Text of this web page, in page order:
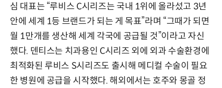
심 대표는 “루비스 C시리즈는 국내 1위에 올라섰고 3년
안에 세계 1등 브랜드가 되는 게 목표”라며 “그때가 되면
월 1만개를 생산해 세계 각국에 공급될 것”이라고 자신
했다. 덴티스는 치과용인 C시리즈 외에 외과 수술환경에
최적화된 루비스 S시리즈도 출시해 메디컬 수술이 필요
한 병원에 공급을 시작했다. 해외에서는 호주와 몽골 정